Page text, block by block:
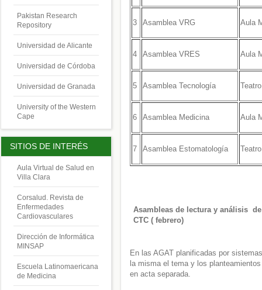
3 Asamblea VRG Aula
4 Asamblea VRES Aula
5 Asamblea Tecnología
6 Asamblea Medicina Aula
7 Asamblea Estomatología
Asambleas de lectura y análisis
CTC ( febrero)
En las AGAT planificadas por
la misma el tema y los
en acta separada.
Pakistan Research
Repository
Universidad de Alicante
Universidad de Córdoba
Universidad de Granada
University of the Western
Cape
SITIOS DE INTERÉS
Aula Virtual de Salud en
Villa Clara
Corsalud. Revista de
Enfermedades
Cardiovasculares
Dirección de Informática
MINSAP
Escuela Latinomaericana
de Medicina